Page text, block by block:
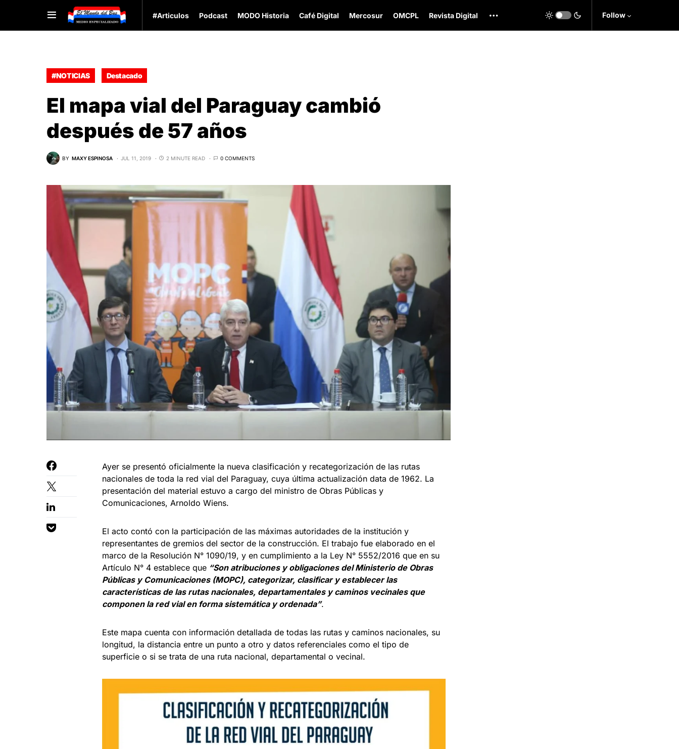
#Articulos Podcast MODO Historia Café Digital Mercosur OMCPL Revista Digital Follow
#NOTICIAS Destacado
El mapa vial del Paraguay cambió
después de 57 años
BY MAXY ESPINOSA JUL 11, 2019 2 MINUTE READ 0 COMMENTS
Ayer se presentó oficialmente la nueva clasificación y recategorización de las rutas
nacionales de toda la red vial del Paraguay, cuya última actualización data de 1962. La
presentación del material estuvo a cargo del ministro de Obras Públicas y
Comunicaciones, Arnoldo Wiens.
El acto contó con la participación de las máximas autoridades de la institución y
representantes de gremios del sector de la construcción. El trabajo fue elaborado en el
marco de la Resolución N° 1090/19, y en cumplimiento a la Ley N° 5552/2016 que en su
Artículo N° 4 establece que “Son atribuciones y obligaciones del Ministerio de Obras
Públicas y Comunicaciones (MOPC), categorizar, clasificar y establecer las
características de las rutas nacionales, departamentales y caminos vecinales que
componen la red vial en forma sistemática y ordenada”.
Este mapa cuenta con información detallada de todas las rutas y caminos nacionales, su
longitud, la distancia entre un punto a otro y datos referenciales como el tipo de
superficie o si se trata de una ruta nacional, departamental o vecinal.